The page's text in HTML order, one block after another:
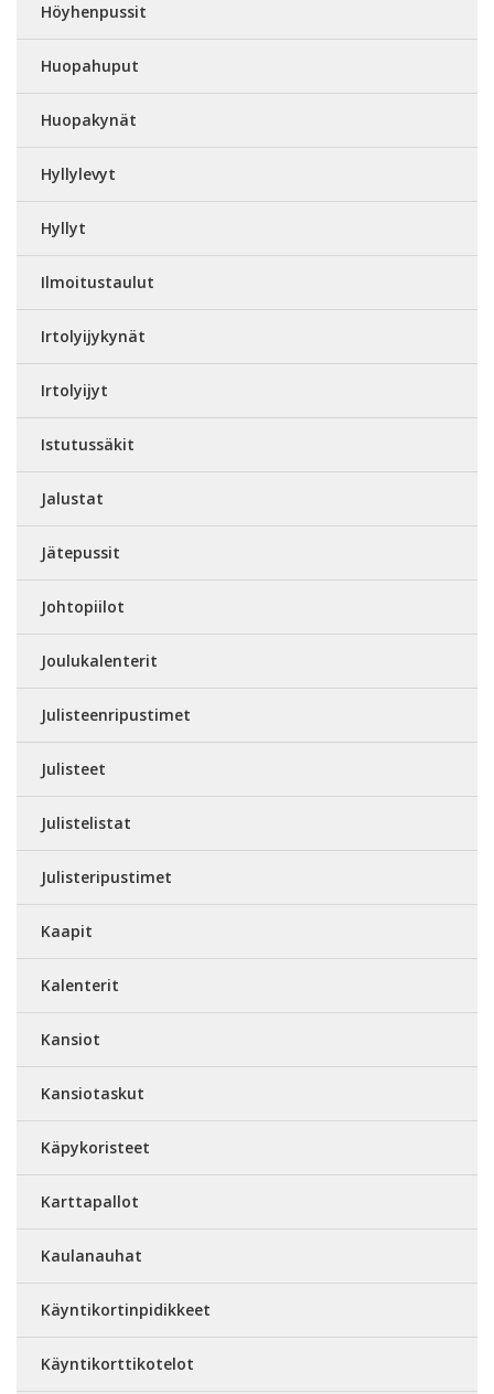
Höyhenpussit
Huopahuput
Huopakynät
Hyllylevyt
Hyllyt
Ilmoitustaulut
Irtolyijykynät
Irtolyijyt
Istutussäkit
Jalustat
Jätepussit
Johtopiilot
Joulukalenterit
Julisteenripustimet
Julisteet
Julistelistat
Julisteripustimet
Kaapit
Kalenterit
Kansiot
Kansiotaskut
Käpykoristeet
Karttapallot
Kaulanauhat
Käyntikortinpidikkeet
Käyntikorttikotelot